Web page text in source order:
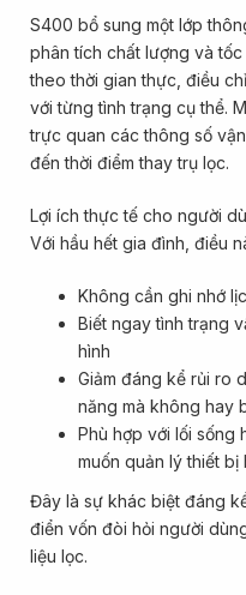
S400 bổ sung một lớp
phân tích chất lượng và
theo thời gian thực, điều
với từng tình trạng cụ thể.
trực quan các thông số
đến thời điểm thay trụ lọc.
Lợi ích thực tế cho người
Với hầu hết gia đình, điều
Không cần ghi nhớ
Biết ngay tình trạng
hình
Giảm đáng kể rủi ro
năng mà không hay
Phù hợp với lối sống
muốn quản lý thiết bị
Đây là sự khác biệt đáng
điển vốn đòi hỏi người
liệu lọc.